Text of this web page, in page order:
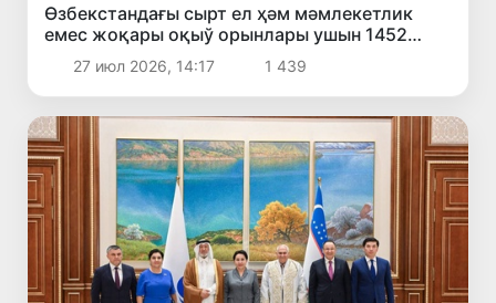
Өзбекстандағы сырт ел ҳәм мәмлекетлик
емес жоқары оқыў орынлары ушын 1452
мәмлекетлик грантлар тастыйықланды
27 июл 2026, 14:17 1 439